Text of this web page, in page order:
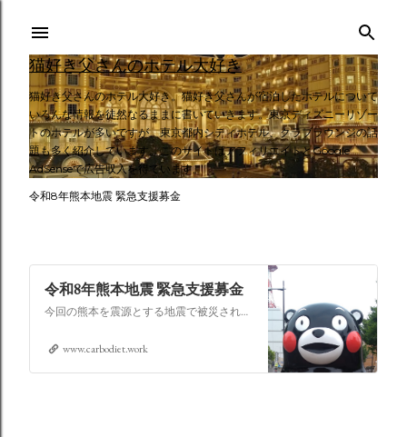
スキップしてメイン コンテンツに移動
猫好き父さんのホテル大好き
猫好き父さんのホテル大好き。猫好き父さんが宿泊したホテルについて
いろんな情報を徒然なるままに書いていきます。東京ディズニーリゾー
トのホテルが多いですが、東京都内シティホテル、クラブラウンジの話
題も多く紹介しています。このサイトはアフィリエイトとGoogle
AdSenseで広告収入を得ています。
令和8年熊本地震 緊急支援募金
令和8年熊本地震 緊急支援募金
今回の熊本を震源とする地震で被災された皆さままだまだ余震も続き大変な時間を過ごされていると思います。心よりお見舞い申し上げます
www.carbodiet.work